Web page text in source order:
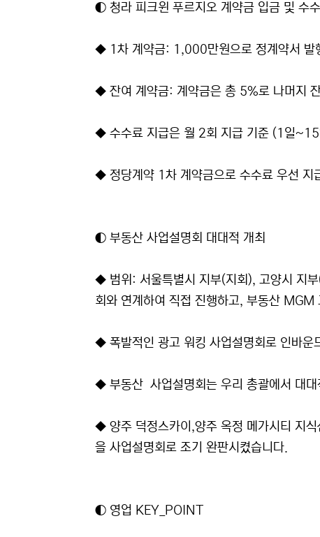
◐ 청라 피크윈 푸르지오 계약금 입금 및 수
◆ 1차 계약금: 1,000만원으로 정계약서 발
◆ 잔여 계약금: 계약금은 총 5%로 나머지
◆ 수수료 지급은 월 2회 지급 기준 (1일
◆ 정당계약 1차 계약금으로 수수료 우선 지
◐ 부동산 사업설명회 대대적 개최
◆ 범위: 서울특별시 지부(지회), 고양시 지
회와 연계하여 직접 진행하고, 부동산 MGM
◆ 폭발적인 광고 워킹 사업설명회로 인바운
◆ 부동산 사업설명회는 우리 총괄에서 대대
◆ 양주 덕정스카이,양주 옥정 메가시티 지
을 사업설명회로 조기 완판시켰습니다.
◐ 영업 KEY_POINT